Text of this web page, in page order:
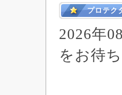
プロテク
2026年
をお待